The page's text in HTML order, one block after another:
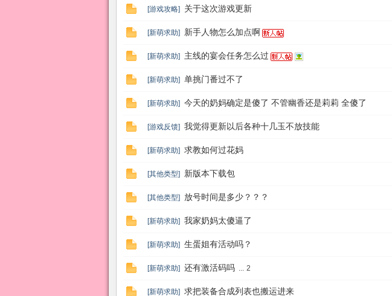
[游戏攻略] 关于这次游戏更新
[新萌求助] 新手人物怎么加点啊
[新萌求助] 主线的宴会任务怎么过
[新萌求助] 单挑门番过不了
[新萌求助] 今天的奶妈确定是傻了 不管幽香还是莉莉 全傻了
[游戏反馈] 我觉得更新以后各种十几玉不放技能
[新萌求助] 求教如何过花妈
[其他类型] 新版本下载包
[其他类型] 放号时间是多少？？？
[新萌求助] 我家奶妈太傻逼了
[新萌求助] 生蛋姐有活动吗？
[新萌求助] 还有激活码吗 ... 2
[新萌求助] 求把装备合成列表也搬运进来